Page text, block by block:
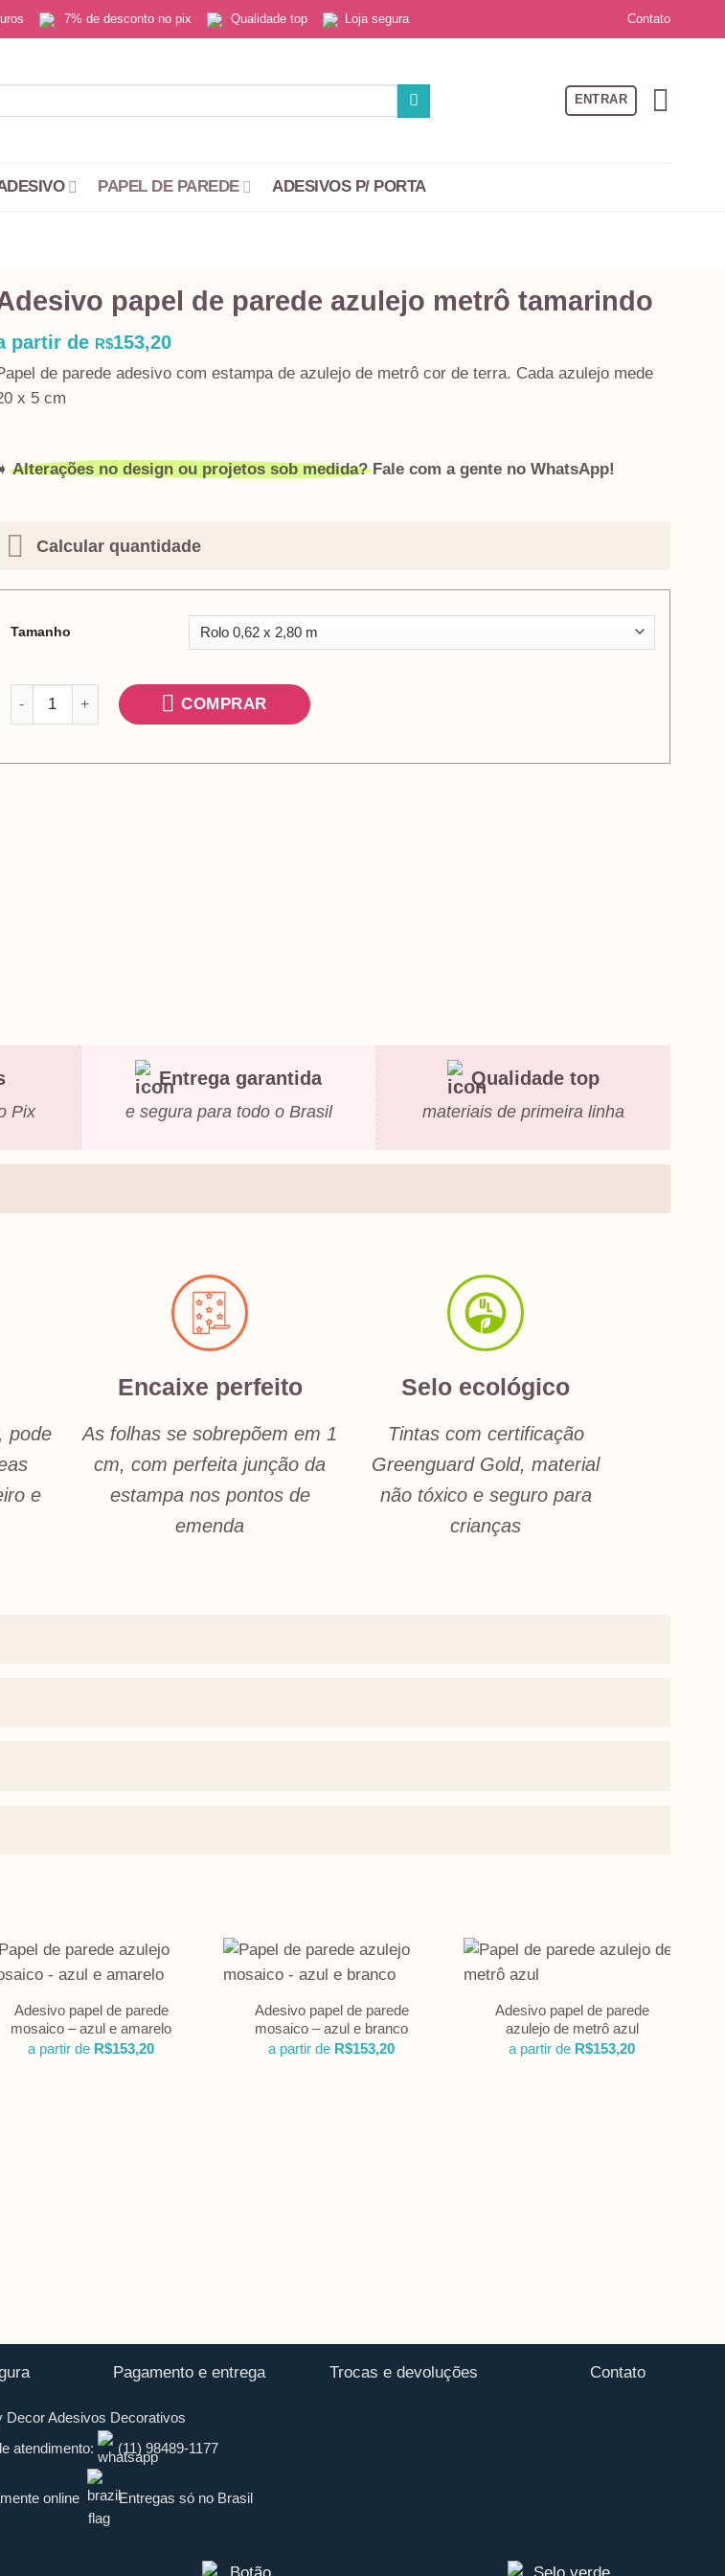
7% de desconto no pix Qualidade top Loja segura Contato
ENTRAR
PAPEL DE PAREDE ADESIVOS P/ PORTA
papel de parede azulejo metrô tamarindo
partir de R$153,20
de parede adesivo com estampa de azulejo de metrô cor de terra. Cada azulejo mede
x 5 cm
➧Alterações no design ou projetos sob medida?Fale com a gente no WhatsApp!
Calcular quantidade
Tamanho
Adesivo papel de parede azulejo metrô tamarindo quantidade
COMPRAR
Pix
Entrega garantida
e segura para todo o Brasil
Qualidade top
materiais de primeira linha
pode
e
Encaixe perfeito
As folhas se sobrepõem em 1
cm, com perfeita junção da
estampa nos pontos de
emenda
Selo ecológico
Tintas com certificação
Greenguard Gold, material
não tóxico e seguro para
crianças
Adesivo papel de parede
mosaico – azul e amarelo
a partir de R$153,20
Adesivo papel de parede
mosaico – azul e branco
a partir de R$153,20
Adesivo papel de parede
azulejo de metrô azul
a partir de R$153,20
Pagamento e entrega Trocas e devoluções Contato
Decor Adesivos Decorativos
atendimento:
(11) 98489-1177
online Entregas só no Brasil